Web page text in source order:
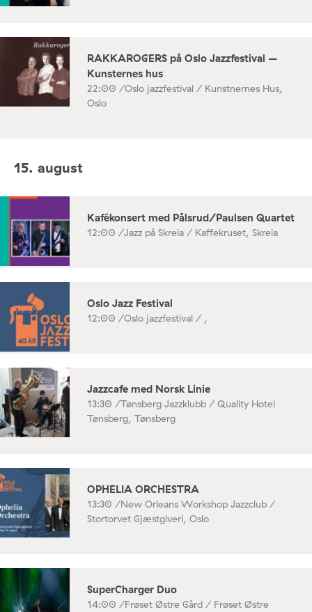
RAKKAROGERS på Oslo Jazzfestival –
Kunsternes hus
22:00 /Oslo jazzfestival / Kunstnernes Hus,
Oslo
15. august
Kafékonsert med Pålsrud/Paulsen Quartet
12:00 /Jazz på Skreia / Kaffekruset, Skreia
Oslo Jazz Festival
12:00 /Oslo jazzfestival / ,
Jazzcafe med Norsk Linie
13:30 /Tønsberg Jazzklubb / Quality Hotel
Tønsberg, Tønsberg
OPHELIA ORCHESTRA
13:30 /New Orleans Workshop Jazzclub /
Stortorvet Gjæstgiveri, Oslo
SuperCharger Duo
14:00 /Frøset Østre Gård / Frøset Østre